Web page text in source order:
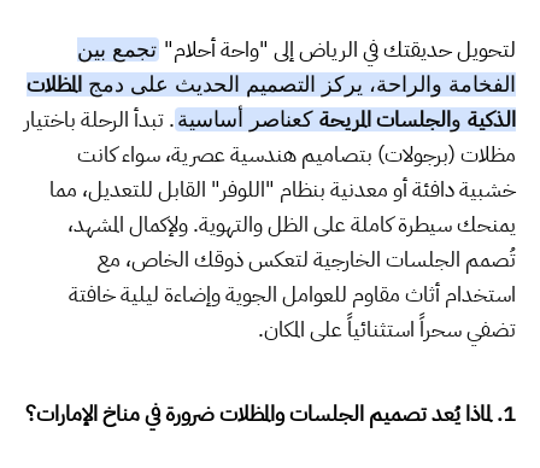
لتحويل حديقتك في الرياض إلى "واحة أحلام" تجمع بين
الفخامة والراحة، يركز التصميم الحديث على دمج المظلات
الذكية والجلسات المريحة كعناصر أساسية . تبدأ الرحلة باختيار
مظلات (برجولات) بتصاميم هندسية عصرية، سواء كانت
خشبية دافئة أو معدنية بنظام "اللوفر" القابل للتعديل، مما
يمنحك سيطرة كاملة على الظل والتهوية. ولإكمال المشهد،
تُصمم الجلسات الخارجية لتعكس ذوقك الخاص، مع
استخدام أثاث مقاوم للعوامل الجوية وإضاءة ليلية خافتة
تضفي سحراً استثنائياً على المكان.
1. لماذا يُعد تصميم الجلسات والمظلات ضرورة في مناخ الإمارات؟